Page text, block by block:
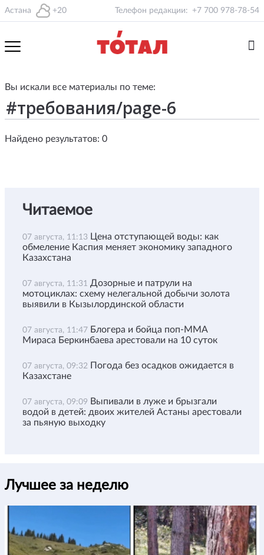
Астана +20 Телефон редакции: +7 700 978-78-54
Вы искали все материалы по теме:
Найдено результатов: 0
Читаемое
07 августа, 11:13 Цена отступающей воды: как
обмеление Каспия меняет экономику западного
Казахстана
07 августа, 11:31 Дозорные и патрули на
мотоциклах: схему нелегальной добычи золота
выявили в Кызылординской области
07 августа, 11:47 Блогера и бойца поп-ММА
Мираса Беркинбаева арестовали на 10 суток
07 августа, 09:32 Погода без осадков ожидается в
Казахстане
07 августа, 09:09 Выпивали в луже и брызгали
водой в детей: двоих жителей Астаны арестовали
за пьяную выходку
Лучшее за неделю